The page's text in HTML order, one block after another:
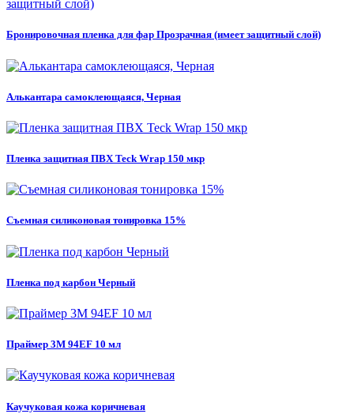
Бронировочная пленка для фар Прозрачная (имеет защитный слой)
Алькантара самоклеющаяся, Черная
Пленка защитная ПВХ Teck Wrap 150 мкр
Съемная силиконовая тонировка 15%
Пленка под карбон Черный
Праймер 3M 94EF 10 мл
Каучуковая кожа коричневая